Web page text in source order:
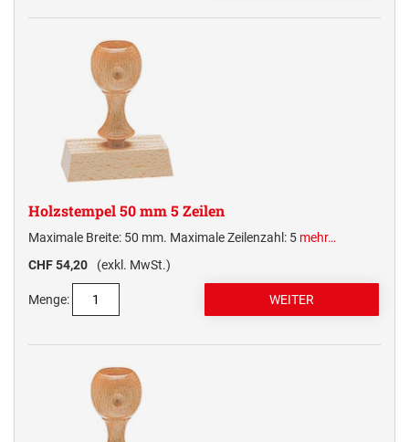
Holzstempel 50 mm 5 Zeilen
Maximale Breite: 50 mm. Maximale Zeilenzahl: 5 mehr…
CHF 54,20
(exkl. MwSt.)
Menge: